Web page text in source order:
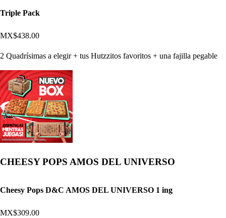
Triple Pack
MX$438.00
2 Quadrísimas a elegir + tus Hutzzitos favoritos + una fajilla pegable
CHEESY POPS AMOS DEL UNIVERSO
Cheesy Pops D&C AMOS DEL UNIVERSO 1 ing
MX$309.00